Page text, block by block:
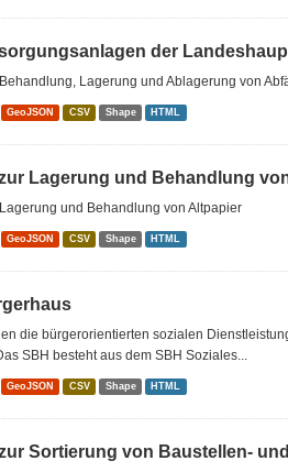
der
Lagerung und Ablagerung von
GeoJSON CSV Shape HTML
Lagerung und Behandlung
und Behandlung von Altpapier
GeoJSON CSV Shape HTML
die bürgerorientierten sozialen
SBH besteht aus dem SBH Soziales...
GeoJSON CSV Shape HTML
Sortierung von Baustellen-